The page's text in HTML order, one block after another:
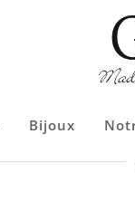
Bijoux
Bijoux